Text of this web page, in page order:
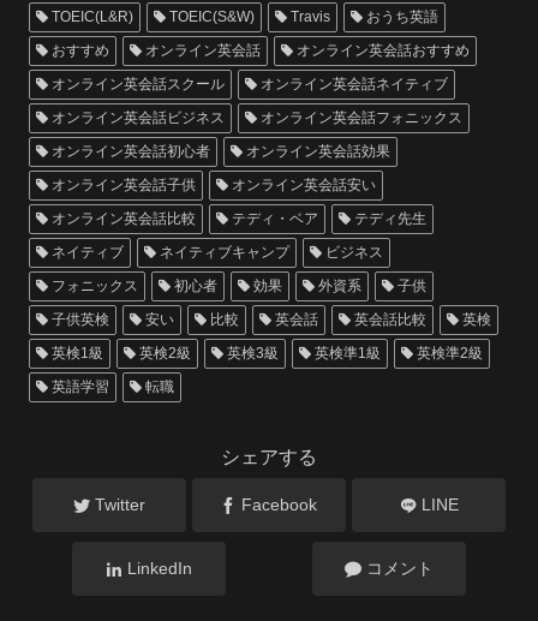
TOEIC(L&R)
TOEIC(S&W) Travis
おうち英語
おすすめ
オンライン英会話
オンライン英会話おすすめ
オンライン英会話スクール
オンライン英会話ネイティブ
オンライン英会話ビジネス
オンライン英会話フォニックス
オンライン英会話初心者
オンライン英会話効果
オンライン英会話子供
オンライン英会話安い
オンライン英会話比較
テディ・ベア
テディ先生
ネイティブ
ネイティブキャンプ
ビジネス
フォニックス
初心者 効果 外資系
子供
子供英検
安い 比較 英会話 英会話比較
英検
英検1級
英検2級 英検3級 英検準1級
英検準2級
英語学習
転職
シェアする
Twitter Facebook LINE
LinkedIn コメント